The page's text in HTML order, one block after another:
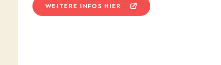
WEITERE INFOS HIER